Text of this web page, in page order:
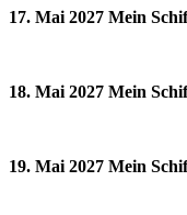
17. Mai 2027 Mein
18. Mai 2027 Mein
19. Mai 2027 Mein